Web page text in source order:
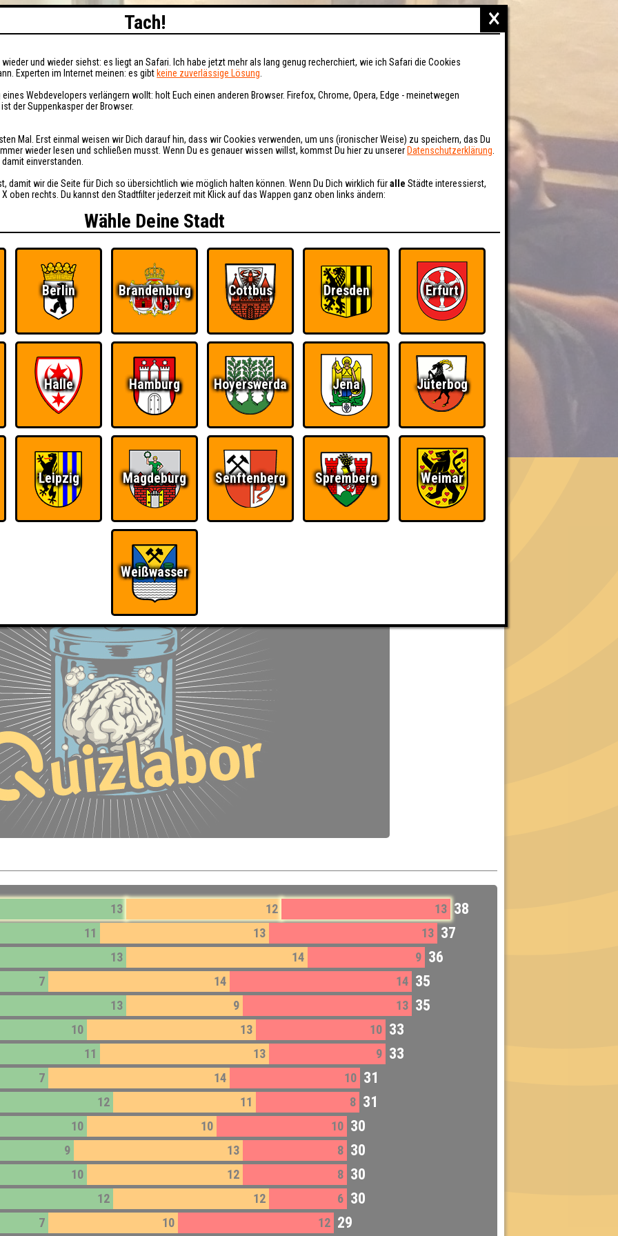
HIGHSCORE RESERVIERUNG BUCHEN ÜBER UNS
«
Locale Fatale
13 12 13 38
11 13 13 37
13 14 9 36
7 14 14 35
13 9 13 35
10 13 10 33
11 13 9 33
7 14 10 31
12 11 8 31
10 10 10 30
9 13 8 30
10 12 8 30
12 12 6 30
7 10 12 29
×
Tach!
und wieder siehst: es liegt an Safari. Ich habe jetzt mehr als lang genug recherchiert, wie ich Safari die Cookies
Experten im Internet meinen: es gibt keine zuverlässige Lösung
Webdevelopers verlängern wollt: holt Euch einen anderen Browser. Firefox, Chrome, Opera, Edge - meinetwegen
der Suppenkasper der Browser.
Mal. Erst einmal weisen wir Dich darauf hin, dass wir Cookies verwenden, um uns (ironischer Weise) zu speichern, das Du
wieder lesen und schließen musst. Wenn Du es genauer wissen willst, kommst Du hier zu unserer Datenschutzerklärung
einverstanden.
damit wir die Seite für Dich so übersichtlich wie möglich halten können. Wenn Du Dich wirklich füralle Städte interessierst,
oben rechts. Du kannst den Stadtfilter jederzeit mit Klick auf das Wappen ganz oben links ändern:
Wähle Deine Stadt
Berlin Brandenburg Cottbus Dresden Erfurt
Halle Hamburg Hoyerswerda Jena Jüterbog
Leipzig Magdeburg Senftenberg Spremberg Weimar
Weißwasser